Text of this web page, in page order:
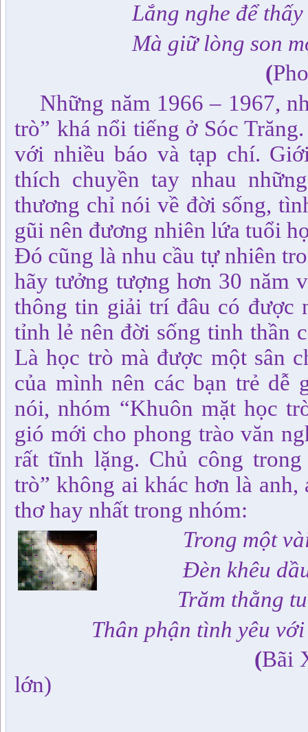
Lắng nghe để
Mà giữ lòng son
(
Những năm 1966 – 1967,
trò” khá nổi tiếng ở Sóc
với nhiều báo và tạp chí.
thích chuyền tay nhau
thương chỉ nói về đời sống,
gũi nên đương nhiên lứa tuổi
Đó cũng là nhu cầu tự nhiên
hãy tưởng tượng hơn 30 năm
thông tin giải trí đâu có được
tỉnh lẻ nên đời sống tinh thần
Là học trò mà được một sân
của mình nên các bạn trẻ dễ
nói, nhóm “Khuôn mặt học
gió mới cho phong trào văn
rất tĩnh lặng. Chủ công
trò” không ai khác hơn là
thơ hay nhất trong nhóm:
Trong một vài
Đèn khêu dầu
Trăm thằng tuổi
Thân phận tình yêu với
(Bãi
lớn)